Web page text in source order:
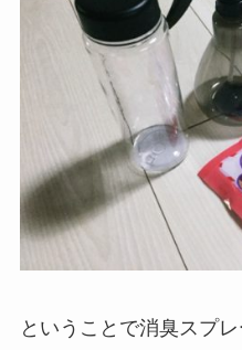
ということで消臭スプ